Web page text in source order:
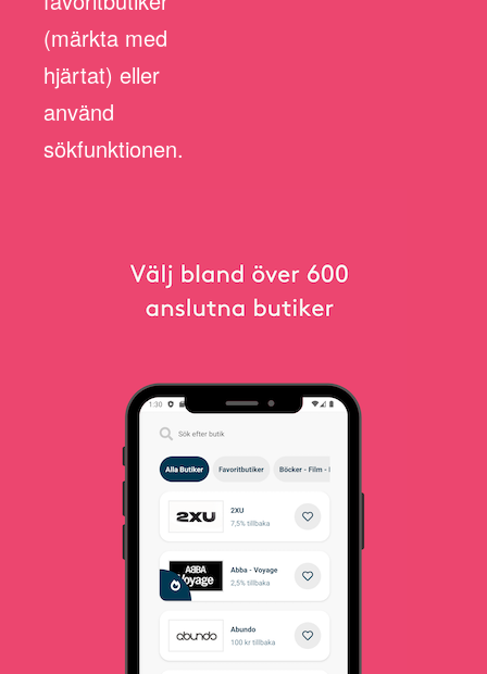
(märkta med
hjärtat) eller
använd
sökfunktionen.